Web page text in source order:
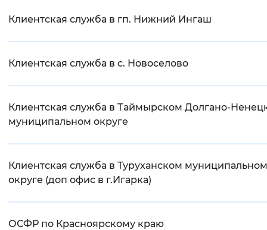
Клиентская служба в гп. Нижний Ингаш
Клиентская служба в с. Новоселово
Клиентская служба в Таймырском Долгано-
муниципальном округе
Клиентская служба в Туруханском муниципальном
округе (доп офис в г.Игарка)
ОСФР по Красноярскому краю